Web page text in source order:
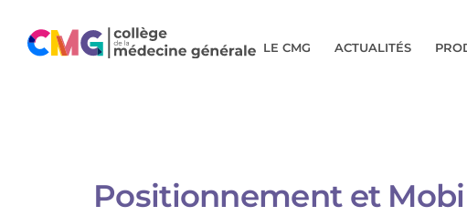
LE CMG ACTUALITÉS
Positionnement et